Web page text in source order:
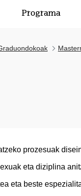
Programa
prozesuak
eta diziplina
eta beste